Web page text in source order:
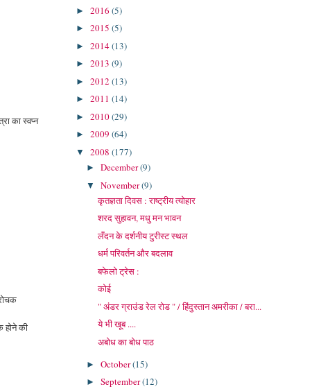
का स्वप्न
होने की
► 2016 (5)
► 2015 (5)
► 2014(13)
► 2013 (9)
► 2012 (13)
► 2011 (14)
► 2010(29)
► 2009 (64)
▼ 2008 (177)
►December(9)
▼November(9)
कृतज्ञता दिवस : राष्ट्रीय त्योहार
शरद सुहावन, मधु मन भावन
लँदन के दर्शनीय टुरीस्ट स्थल
धर्म परिवर्तन और बदलाव
बफेलो ट्रेस :
कोई
" अंडर ग्राउंड रेल रोड " / हिंदुस्तान अमरीका / बरा...
ये भी खूब ....
अबोध का बोध पाठ
►October(15)
►September(12)